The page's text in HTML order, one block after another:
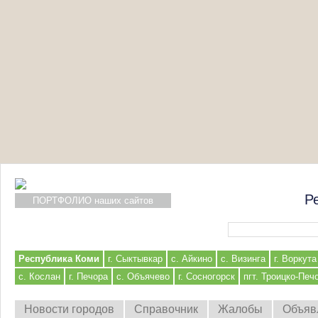
ПОРТФОЛИО наших сайтов
Республика Коми г. Сыктывкар с. Айкино с. Визинга
г. Воркута
с. Кослан
г. Печора с. Объячево г. Сосногорск пгт. Троицко-
Новости городов Справочник Жалобы